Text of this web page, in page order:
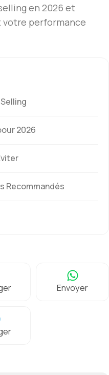
en 2026 et
performance
2026
Recommandés
Envoyer